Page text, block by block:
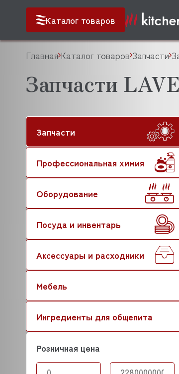
Каталог товаров
Главная Каталог товаров Запчасти
Запчасти
Запчасти
Профессиональная химия
Оборудование
Посуда и инвентарь
Аксессуары и расходники
Мебель
Ингредиенты для общепита
Розничная цена